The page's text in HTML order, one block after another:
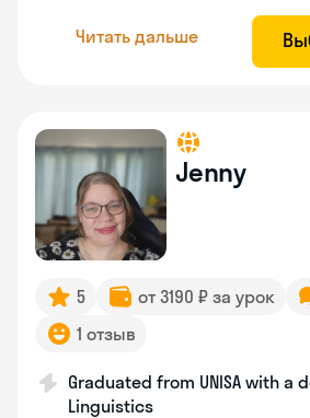
Читать дальше
Jenny
5 от 3190 ₽ за урок
1 отзыв
Graduated from UNISA with a
Linguistics